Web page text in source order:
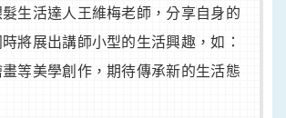
生活達人王維梅老師，分享自身的
將展出講師小型的生活興趣，如：
等美學創作，期待傳承新的生活態